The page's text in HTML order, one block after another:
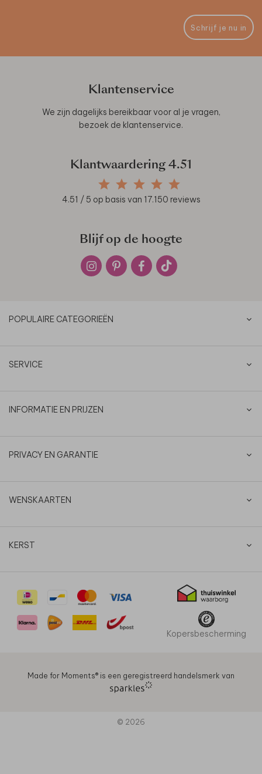
Schrijf je nu in
Klantenservice
We zijn dagelijks bereikbaar voor al je vragen,
bezoek de klantenservice.
Klantwaardering 4.51
4.51 / 5 op basis van 17.150 reviews
Blijf op de hoogte
POPULAIRE CATEGORIEËN
SERVICE
INFORMATIE EN PRIJZEN
PRIVACY EN GARANTIE
WENSKAARTEN
KERST
Kopersbescherming
Made for Moments®️ is een geregistreerd handelsmerk van
© 2026